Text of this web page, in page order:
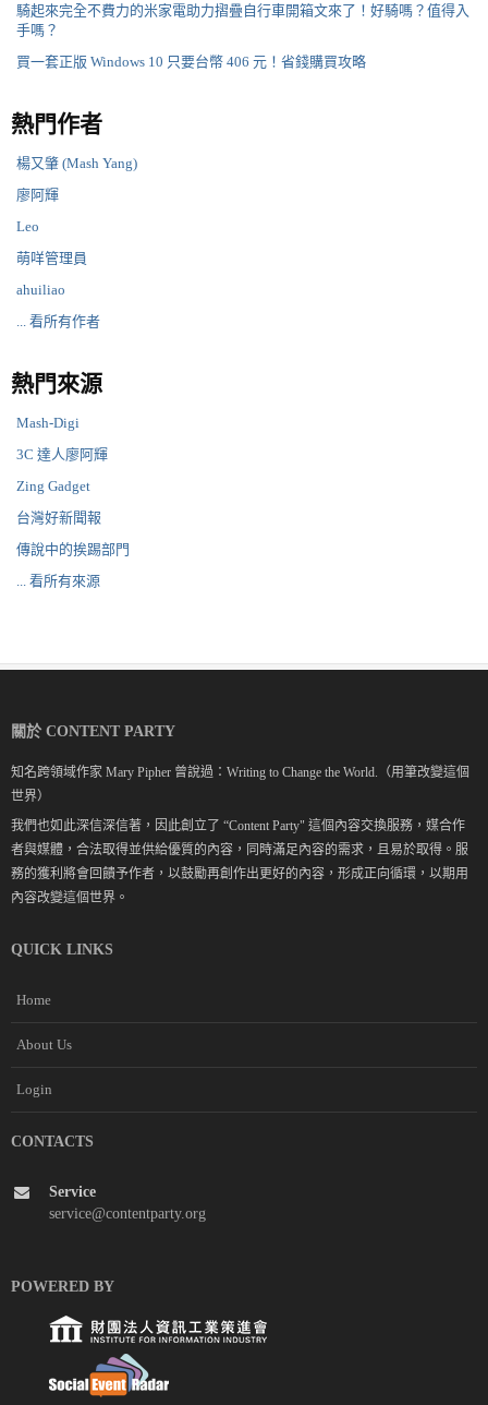
騎起來完全不費力的米家電助力摺疊自行車開箱文來了！好騎嗎？值得入
手嗎？
買一套正版 Windows 10 只要台幣 406 元！省錢購買攻略
熱門作者
楊又肇 (Mash Yang)
廖阿輝
Leo
萌咩管理員
ahuiliao
... 看所有作者
熱門來源
Mash-Digi
3C 達人廖阿輝
Zing Gadget
台灣好新聞報
傳說中的挨踢部門
... 看所有來源
關於 CONTENT PARTY
知名跨領域作家 Mary Pipher 曾說過：Writing to Change the World.（用筆改變這個
世界）
我們也如此深信深信著，因此創立了 “Content Party" 這個內容交換服務，媒合作
者與媒體，合法取得並供給優質的內容，同時滿足內容的需求，且易於取得。服
務的獲利將會回饋予作者，以鼓勵再創作出更好的內容，形成正向循環，以期用
內容改變這個世界。
QUICK LINKS
Home
About Us
Login
CONTACTS
Service
service@contentparty.org
POWERED BY